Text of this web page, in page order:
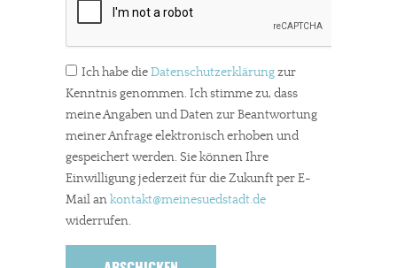
Ich habe dieDatenschutzerklärungzur
Kenntnis genommen. Ich stimme zu, dass
meine Angaben und Daten zur Beantwortung
meiner Anfrage elektronisch erhoben und
gespeichert werden. Sie können Ihre
Einwilligung jederzeit für die Zukunft per E-
Mail ankontakt@meinesuedstadt.de
widerrufen.